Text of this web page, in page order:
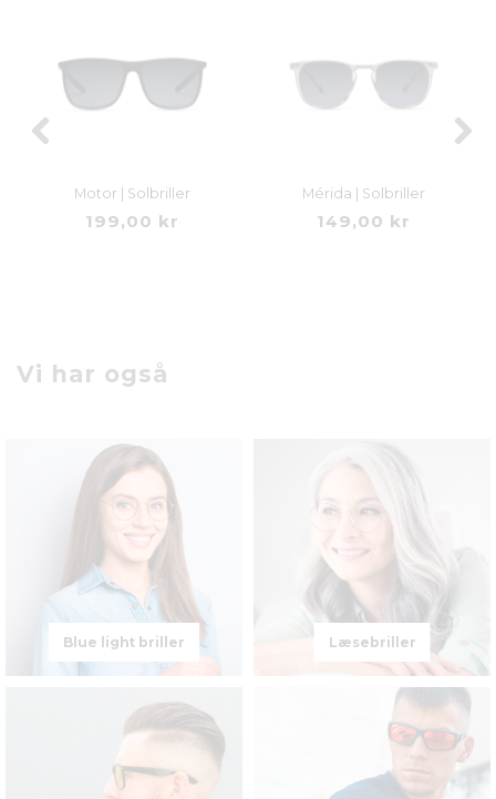
Motor | Solbriller
199,00 kr
Mérida | Solbriller
149,00 kr
Vi har også
Blue light briller Læsebriller